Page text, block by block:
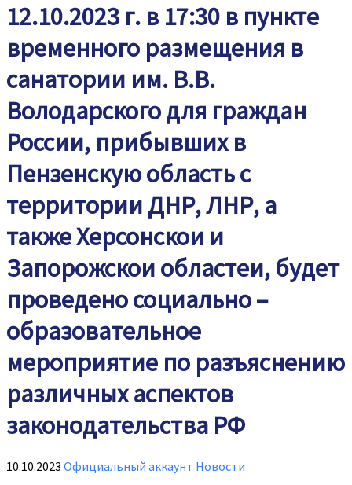
12.10.2023 г. в 17:30 в пункте
временного размещения в
санатории им. В.В.
Володарского для граждан
России, прибывших в
Пензенскую область с
территории‌ ДНР, ЛНР, а
также Херсонскои‌ и
Запорожскои‌ областеи‌, будет
проведено социально –
образовательное
мероприятие по разъяснению
различных аспектов
законодательства РФ
10.10.2023 Официальный аккаунт Новости